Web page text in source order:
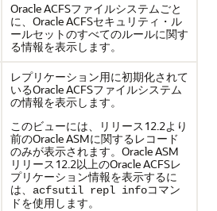
Oracle ACFSファイルシステムごと
に、Oracle ACFSセキュリティ・ル
ールセットのすべてのルールに関す
る情報を表示します。
レプリケーション用に初期化されて
いるOracle ACFSファイルシステム
の情報を表示します。
このビューには、リリース12.2より
前のOracle ASMに関するレコード
のみが表示されます。Oracle ASM
リリース12.2以上のOracle ACFSレ
プリケーション情報を表示するに
は、
acfsutil repl infoコマン
ドを使用します。